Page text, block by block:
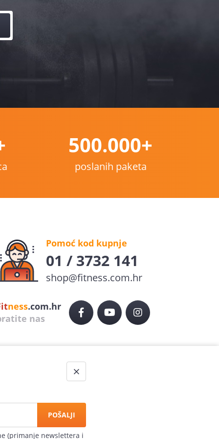
POŠALJI
(primanje newslettera i
500.000+
poslanih paketa
Pomoć kod kupnje
01 / 3732 141
shop@fitness.com.hr
ness.com.hr
nas
Ekspresna dostava
po cijeloj Hrvatskoj